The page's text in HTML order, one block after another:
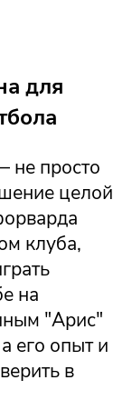
для
не просто
целой
клуба,
на
"Арис"
его опыт и
в